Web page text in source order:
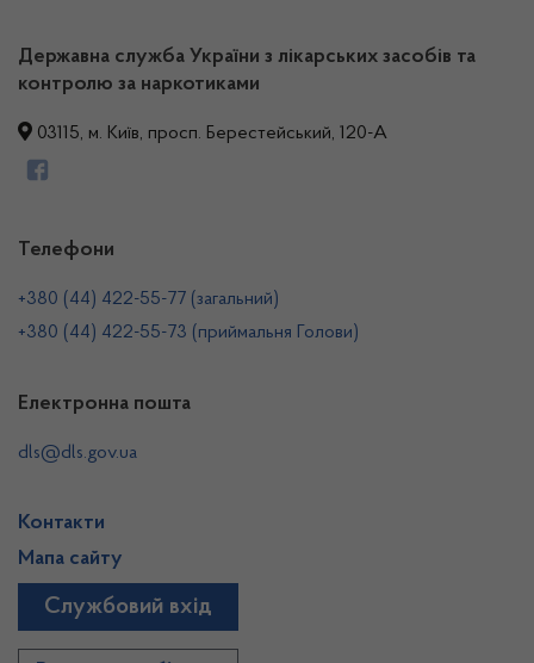
Державна служба України з лікарських засобів та
контролю за наркотиками
03115, м. Київ, просп. Берестейський, 120-А
Телефони
+380 (44) 422-55-77 (загальний)
+380 (44) 422-55-73 (приймальня Голови)
Електронна пошта
dls@dls.gov.ua
Контакти
Мапа сайту
Службовий вхід